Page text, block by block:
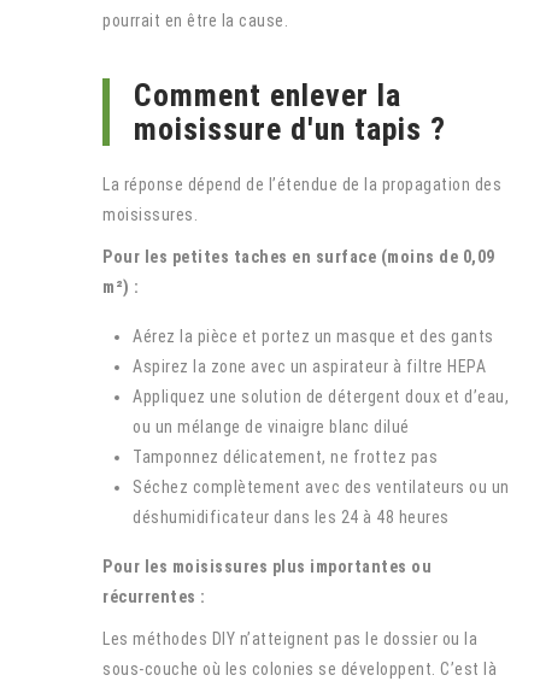
pourrait en être la cause.
Comment enlever la
moisissure d'un tapis ?
La réponse dépend de l’étendue de la propagation des
moisissures.
Pour les petites taches en surface (moins de 0,09
m²) :
Aérez la pièce et portez un masque et des gants
Aspirez la zone avec un aspirateur à filtre HEPA
Appliquez une solution de détergent doux et d’eau,
ou un mélange de vinaigre blanc dilué
Tamponnez délicatement, ne frottez pas
Séchez complètement avec des ventilateurs ou un
déshumidificateur dans les 24 à 48 heures
Pour les moisissures plus importantes ou
récurrentes :
Les méthodes DIY n’atteignent pas le dossier ou la
sous-couche où les colonies se développent. C’est là